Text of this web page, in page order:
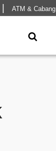
|ATM & Cabang
